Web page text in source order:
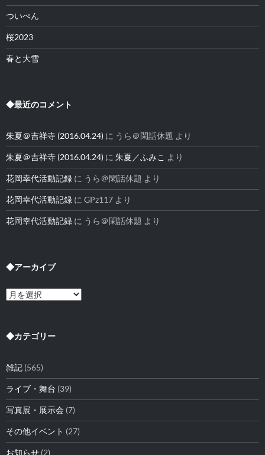
ついぺん
桜2023
春と大雪
◆最近のコメント
朱夏＠吉祥寺 (2016.04.24) に うら＠閑話休題 より
朱夏＠吉祥寺 (2016.04.24) に 朱夏／ふみこ より
花岡幸代活動記録 に うら＠閑話休題 より
花岡幸代活動記録 に GPz117 より
花岡幸代活動記録 に うら＠閑話休題 より
◆アーカイブ
◆
ア
イ
◆カテゴリー
雑記 (565)
ライブ・舞台 (39)
写真展・展示会 (7)
その他イベント (27)
お知らせ (2)